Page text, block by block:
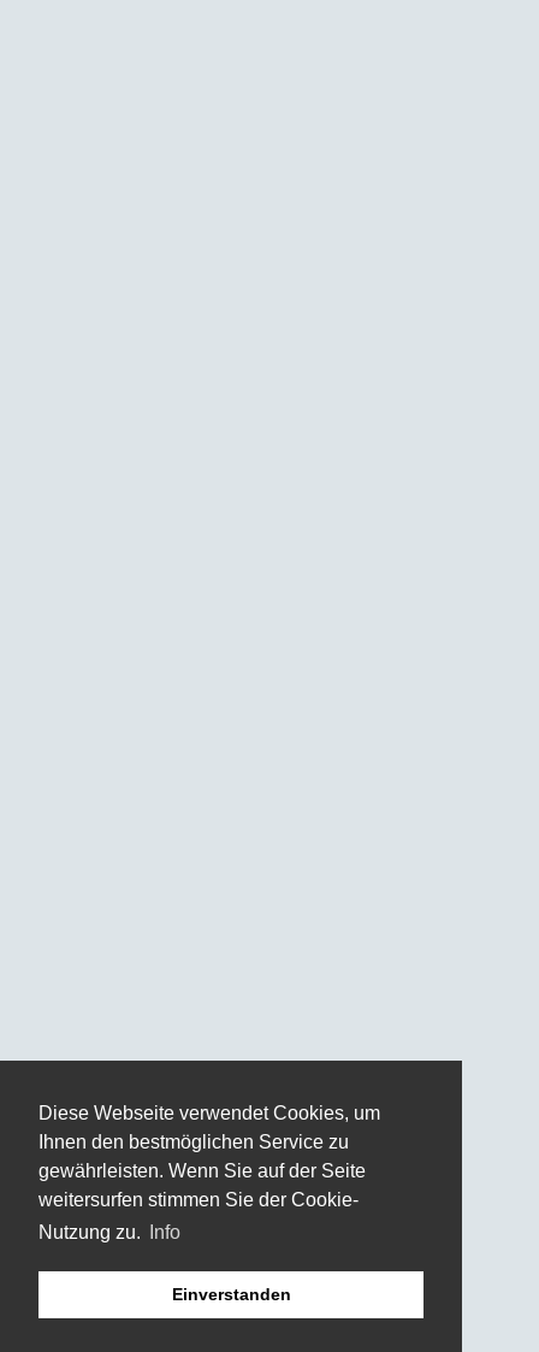
Diese Webseite verwendet Cookies, um
Ihnen den bestmöglichen Service zu
gewährleisten. Wenn Sie auf der Seite
weitersurfen stimmen Sie der Cookie-
Nutzung zu.
Info
Einverstanden